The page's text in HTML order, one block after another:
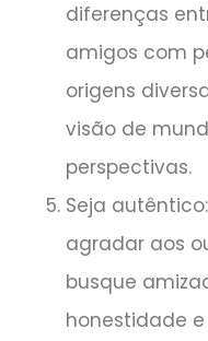
diferenças
amigos com
origens
visão de
perspectivas.
Seja
agradar aos
busque
honestidade